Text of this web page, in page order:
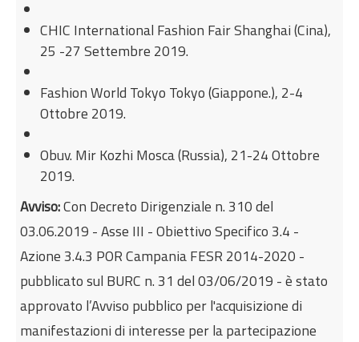
CHIC International Fashion Fair Shanghai (Cina),
25 -27 Settembre 2019.
Fashion World Tokyo Tokyo (Giappone.), 2-4
Ottobre 2019.
Obuv. Mir Kozhi Mosca (Russia), 21-24 Ottobre
2019.
Avviso:Con Decreto Dirigenziale n. 310 del
03.06.2019 - Asse III - Obiettivo Specifico 3.4 -
Azione 3.4.3 POR Campania FESR 2014-2020 -
pubblicato sul BURC n. 31 del 03/06/2019 - è stato
approvato l’Avviso pubblico per l'acquisizione di
manifestazioni di interesse per la partecipazione